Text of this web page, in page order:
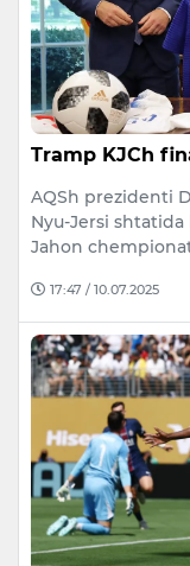
Tramp KJCh
AQSh prezidenti
Nyu-Jersi shtatida
Jahon
17:47 / 10.07.2025